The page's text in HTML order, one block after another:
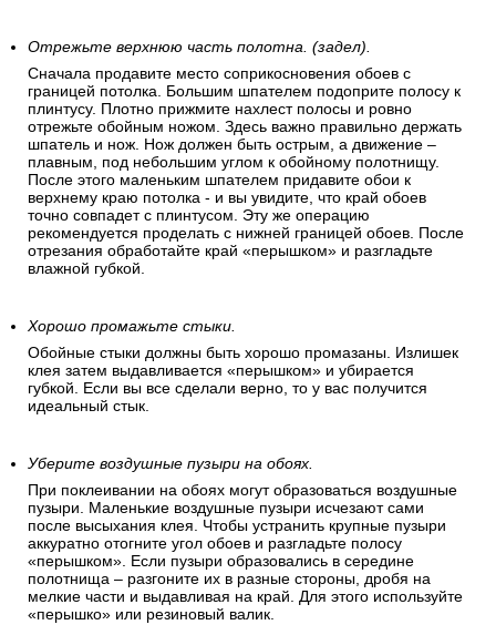
Отрежьте верхнюю часть полотна. (задел).
Сначала продавите место соприкосновения обоев с
границей потолка. Большим шпателем подоприте полосу к
плинтусу. Плотно прижмите нахлест полосы и ровно
отрежьте обойным ножом. Здесь важно правильно держать
шпатель и нож. Нож должен быть острым, а движение –
плавным, под небольшим углом к обойному полотнищу.
После этого маленьким шпателем придавите обои к
верхнему краю потолка - и вы увидите, что край обоев
точно совпадет с плинтусом. Эту же операцию
рекомендуется проделать с нижней границей обоев. После
отрезания обработайте край «перышком» и разгладьте
влажной губкой.
Хорошо промажьте стыки.
Обойные стыки должны быть хорошо промазаны. Излишек
клея затем выдавливается «перышком» и убирается
губкой. Если вы все сделали верно, то у вас получится
идеальный стык.
Уберите воздушные пузыри на обоях.
При поклеивании на обоях могут образоваться воздушные
пузыри. Маленькие воздушные пузыри исчезают сами
после высыхания клея. Чтобы устранить крупные пузыри
аккуратно отогните угол обоев и разгладьте полосу
«перышком». Если пузыри образовались в середине
полотнища – разгоните их в разные стороны, дробя на
мелкие части и выдавливая на край. Для этого используйте
«перышко» или резиновый валик.